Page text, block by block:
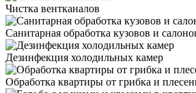
Чистка вентканалов
Санитарная обработка кузовов и
Дезинфекция холодильных камер
Обработка квартиры от грибка и